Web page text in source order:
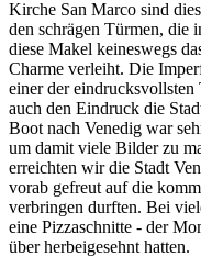
Kirche San Marco sind
den schrägen Türmen, die
diese Makel keineswegs
Charme verleiht. Die
einer der eindrucksvollsten
auch den Eindruck die
Boot nach Venedig war
um damit viele Bilder zu
erreichten wir die Stadt
vorab gefreut auf die
verbringen durften. Bei
eine Pizzaschnitte - der
über herbeigesehnt hatten.